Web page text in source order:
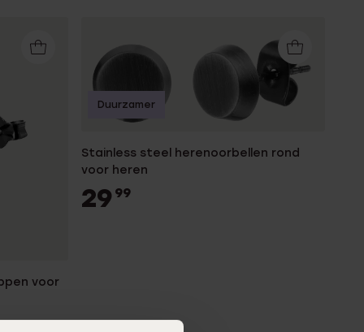
voor
Stainless steel herenoorbellen rond
voor heren
29 99
Duurzamer